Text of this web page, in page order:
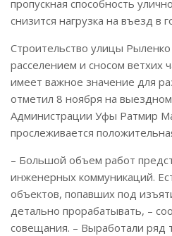
пропускная способность
снизится нагрузка на въезд в
Строительство улицы
расселением и сносом ветхих
имеет важное значение для
отметил 8 ноября на
Администрации Уфы Ратмир
прослеживается
– Большой объем работ
инженерных коммуникаций.
объектов, попавших под
детально прорабатывать, –
совещания. – Выработали ряд